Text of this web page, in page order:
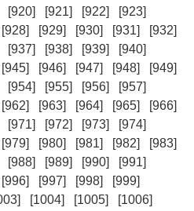
[920] [921] [922]
[923]
[928] [929] [930] [931]
[932]
[937] [938] [939]
[940]
[945] [946] [947] [948]
[949]
[954] [955] [956]
[957]
[962] [963] [964] [965]
[966]
[971] [972] [973]
[974]
[979] [980] [981] [982]
[983]
[988] [989] [990]
[991]
[996] [997] [998]
[999]
[1004] [1005]
[1006]